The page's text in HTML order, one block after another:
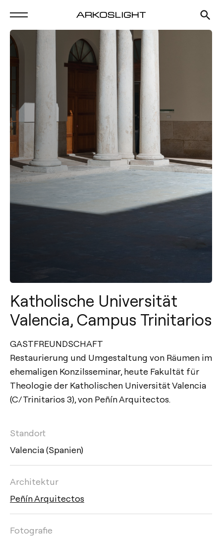
Katholische Universität
Valencia, Campus Trinitarios
GASTFREUNDSCHAFT
Restaurierung und Umgestaltung von Räumen im
ehemaligen Konzilsseminar, heute Fakultät für
Theologie der Katholischen Universität Valencia
(C/ Trinitarios 3), von Peñín Arquitectos.
Standort
Valencia (Spanien)
Architektur
Peñín Arquitectos
Fotografie